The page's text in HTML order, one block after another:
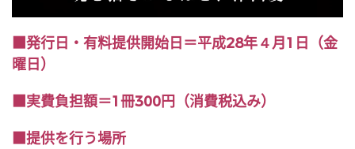
■発行日・有料提供開始日＝平成28年４月1日（金
曜日）
■実費負担額＝1冊300円（消費税込み）
■提供を行う場所